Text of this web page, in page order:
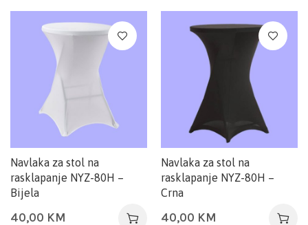
Navlaka za stol na
rasklapanje NYZ-80H –
Bijela
40,00 KM
Navlaka za stol na
rasklapanje NYZ-80H –
Crna
40,00 KM